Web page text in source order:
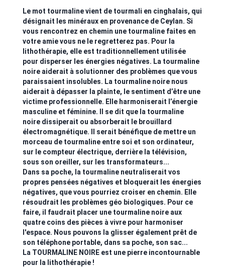
Le mot tourmaline vient de tourmali en cinghalais, qui
désignait les minéraux en provenance de Ceylan. Si
vous rencontrez en chemin une tourmaline faites en
votre amie vous ne le regretterez pas. Pour la
lithothérapie, elle est traditionnellement utilisée
pour disperser les énergies négatives. La tourmaline
noire aiderait à solutionner des problèmes que vous
paraissaient insolubles. La tourmaline noire nous
aiderait à dépasser la plainte, le sentiment d’être une
victime professionnelle. Elle harmoniserait l’énergie
masculine et féminine. Il se dit que la tourmaline
noire dissiperait ou absorberait le brouillard
électromagnétique. Il serait bénéfique de mettre un
morceau de tourmaline entre soi et son ordinateur,
sur le compteur électrique, derrière la télévision,
sous son oreiller, sur les transformateurs...
Dans sa poche, la tourmaline neutraliserait vos
propres pensées négatives et bloquerait les énergies
négatives, que vous pourriez croiser en chemin. Elle
résoudrait les problèmes géo biologiques. Pour ce
faire, il faudrait placer une tourmaline noire aux
quatre coins des pièces à vivre pour harmoniser
l'espace. Nous pouvons la glisser également prêt de
son téléphone portable, dans sa poche, son sac...
La TOURMALINE NOIRE est une pierre incontournable
pour la lithothérapie !